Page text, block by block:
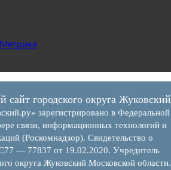
городского округа Жуковский
зарегистрировано в Федеральной
связи, информационных технологий и
(Роскомнадзор). Свидетельство о
— 77837 от 19.02.2020. Учредитель
округа Жуковский Московской области.